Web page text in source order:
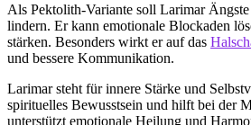
Als Pektolith-Variante soll Larimar
lindern. Er kann emotionale Blockaden
stärken. Besonders wirkt er auf das
und bessere Kommunikation.
Larimar steht für innere Stärke und
spirituelles Bewusstsein und hilft bei der
unterstützt emotionale Heilung und